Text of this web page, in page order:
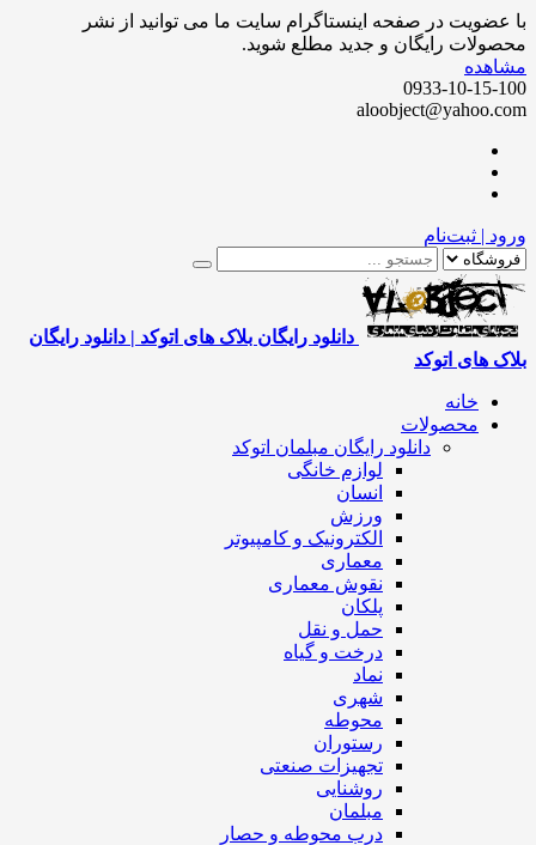
در صفحه اینستاگرام سایت ما می توانید از نشر
رایگان و جدید مطلع شوید.
0933-10-
| ثبت‌نام
دانلود رایگان بلاک های اتوکد | دانلود رایگان
های اتوکد
خانه
محصولات
دانلود رایگان مبلمان اتوکد
لوازم خانگی
انسان
ورزش
الکترونیک و کامپیوتر
معماری
نقوش معماری
پلکان
حمل و نقل
درخت و گیاه
نماد
شهری
محوطه
رستوران
تجهیزات صنعتی
روشنایی
مبلمان
درب محوطه و حصار